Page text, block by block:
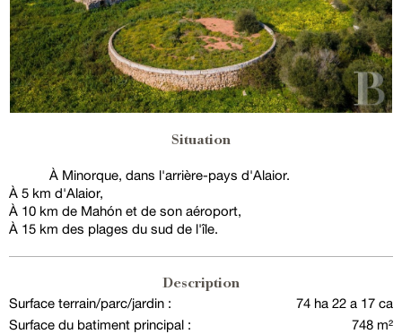
Situation
À Minorque, dans l'arrière-pays d'Alaior.
À 5 km d'Alaior,
À 10 km de Mahón et de son aéroport,
À 15 km des plages du sud de l'île.
Description
Surface terrain/parc/jardin :
74 ha 22 a 17 ca
Surface du batiment principal :
748 m²